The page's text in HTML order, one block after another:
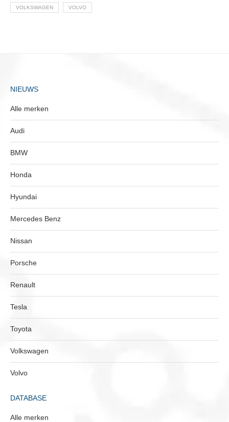
VOLKSWAGEN VOLVO
NIEUWS
Alle merken
Audi
BMW
Honda
Hyundai
Mercedes Benz
Nissan
Porsche
Renault
Tesla
Toyota
Volkswagen
Volvo
DATABASE
Alle merken